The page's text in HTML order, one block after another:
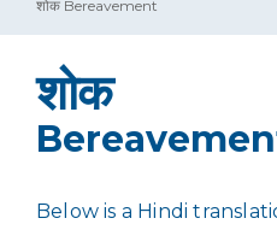
शोक Bereavement
शोक
Below is a Hindi